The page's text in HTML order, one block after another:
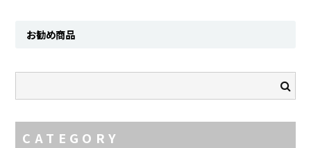
お勧め商品
CATEGORY